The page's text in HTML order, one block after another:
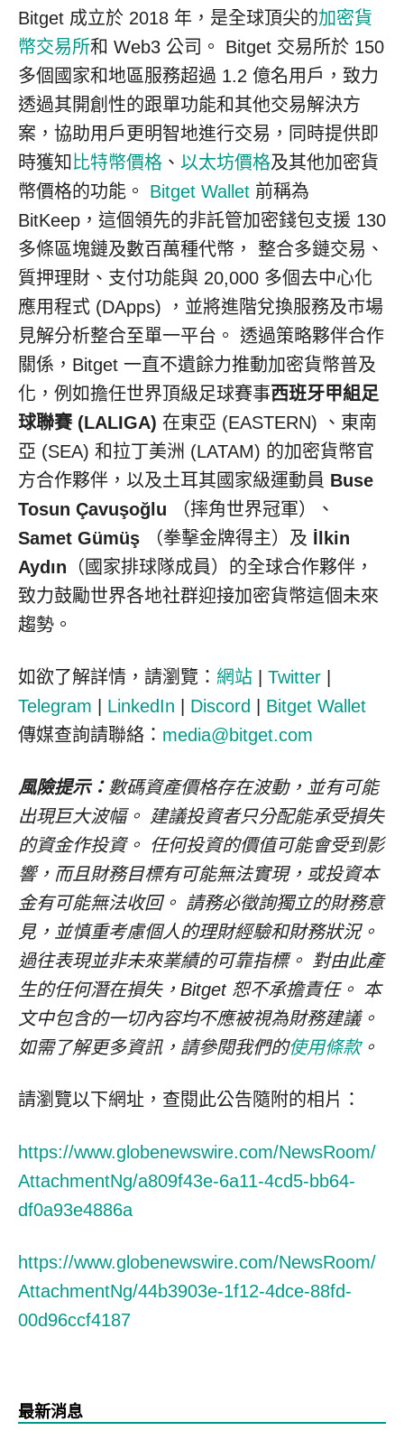
Bitget 成立於 2018 年，是全球頂尖的加密貨
幣交易所和 Web3 公司。 Bitget 交易所於 150
多個國家和地區服務超過 1.2 億名用戶，致力
透過其開創性的跟單功能和其他交易解決方
案，協助用戶更明智地進行交易，同時提供即
時獲知 比特幣價格 、 以太坊價格及其他加密貨
幣價格的功能。 Bitget Wallet 前稱為
BitKeep，這個領先的非託管加密錢包支援 130
多條區塊鏈及數百萬種代幣， 整合多鏈交易、
質押理財、支付功能與 20,000 多個去中心化
應用程式 (DApps) ，並將進階兌換服務及市場
見解分析整合至單一平台。 透過策略夥伴合作
關係，Bitget 一直不遺餘力推動加密貨幣普及
化，例如擔任世界頂級足球賽事西班牙甲組足
球聯賽 (LALIGA) 在東亞 (EASTERN) 、東南
亞 (SEA) 和拉丁美洲 (LATAM) 的加密貨幣官
方合作夥伴，以及土耳其國家級運動員 Buse
Tosun Çavuşoğlu
（摔角世界冠軍）、
Samet Gümüş （拳擊金牌得主）及 İlkin
Aydın （國家排球隊成員）的全球合作夥伴，
致力鼓勵世界各地社群迎接加密貨幣這個未來
趨勢。
如欲了解詳情，請瀏覽： 網站 Twitter
Telegram
LinkedIn Discord
Bitget Wallet
傳媒查詢請聯絡： media@bitget.com
風險提示： 數碼資產價格存在波動，並有可能
出現巨大波幅。 建議投資者只分配能承受損失
的資金作投資。 任何投資的價值可能會受到影
響，而且財務目標有可能無法實現，或投資本
金有可能無法收回。 請務必徵詢獨立的財務意
見，並慎重考慮個人的理財經驗和財務狀況。
過往表現並非未來業績的可靠指標。 對由此產
生的任何潛在損失，Bitget 恕不承擔責任。 本
文中包含的一切內容均不應被視為財務建議。
如需了解更多資訊，請參閱我們的使用條款。
請瀏覽以下網址，查閱此公告隨附的相片：
https://www.globenewswire.com/NewsRoom/
AttachmentNg/a809f43e-6a11-4cd5-bb64-
df0a93e4886a
https://www.globenewswire.com/NewsRoom/
AttachmentNg/44b3903e-1f12-4dce-88fd-
00d96ccf4187
最新消息